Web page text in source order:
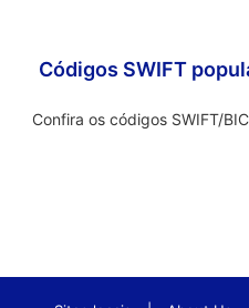
Códigos SWIFT
Confira os códigos SWIFT/